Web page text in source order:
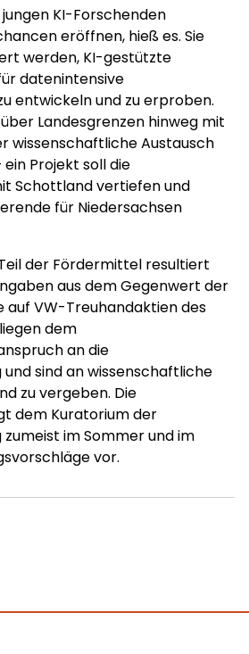
KI-Forschenden
eröffnen, hieß es. Sie
werden, KI-gestützte
datenintensive
entwickeln und zu erproben.
Landesgrenzen hinweg mit
wissenschaftliche Austausch
Projekt soll die
Schottland vertiefen und
für Niedersachsen
der Fördermittel resultiert
aus dem Gegenwert der
auf VW-Treuhandaktien des
dem
an die
sind an wissenschaftliche
zu vergeben. Die
dem Kuratorium der
im Sommer und im
vor.